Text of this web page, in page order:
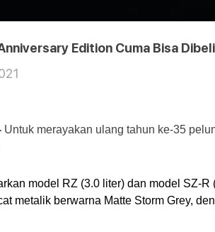
Edition Cuma Bisa
Untuk merayakan ulang tahun ke-35
model RZ (3.0 liter) dan model SZ-
metalik berwarna Matte Storm Grey,